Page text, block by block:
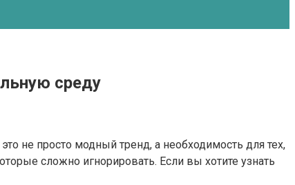
среду
не просто модный тренд, а необходимость для тех,
сложно игнорировать. Если вы хотите узнать